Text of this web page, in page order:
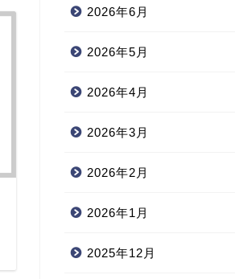
2026年6月
2026年5月
2026年4月
2026年3月
2026年2月
2026年1月
2025年12月